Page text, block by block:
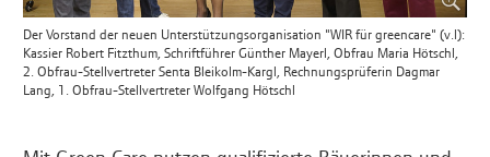
Der Vorstand der neuen Unterstützungsorganisation "WIR für greencare" (v.l):
Kassier Robert Fitzthum, Schriftführer Günther Mayerl, Obfrau Maria Hötschl,
2. Obfrau-Stellvertreter Senta Bleikolm-Kargl, Rechnungsprüferin Dagmar
Lang, 1. Obfrau-Stellvertreter Wolfgang Hötschl